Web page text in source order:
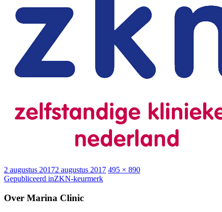
Geplaatst
op
2 augustus 20172 augustus 2017 Volledige
495 × 890
Bericht
navigatie
Gepubliceerd inZKN-keurmerk
Over Marina Clinic